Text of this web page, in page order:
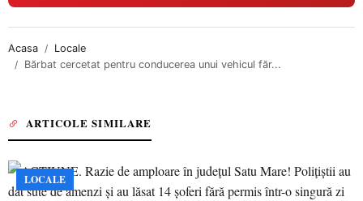
Acasa
Locale
Bărbat cercetat pentru conducerea unui vehicul făr...
ARTICOLE SIMILARE
LOCALE